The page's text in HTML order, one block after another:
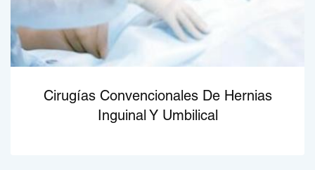
Cirugías Convencionales De Hernias
Inguinal Y Umbilical